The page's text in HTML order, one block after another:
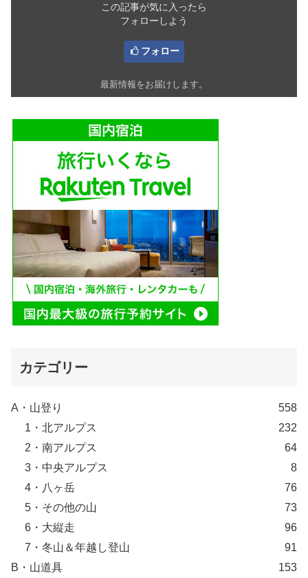
この記事が気に入ったら
フォローしよう
フォロー
最新情報をお届けします。
カテゴリー
A・山登り
558
1・北アルプス
232
2・南アルプス
64
3・中央アルプス
8
4・八ヶ岳
76
5・その他の山
73
6・大縦走
96
7・冬山＆年越し登山
91
B・山道具
153